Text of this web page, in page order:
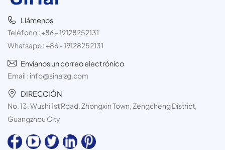
Llámenos
Teléfono :+86 - 19128252131
Whatsapp :+86 - 19128252131
Envíanos un correo electrónico
Email : info@sihaizg.com
DIRECCIÓN
No. 13, Wushi 1st Road, Zhongxin Town, Zengcheng District,
Guangzhou City